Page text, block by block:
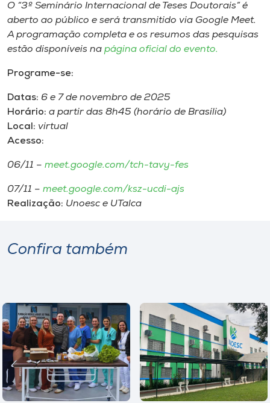
O “3º Seminário Internacional de Teses Doutorais” é
aberto ao público e será transmitido via Google Meet.
A programação completa e os resumos das pesquisas
estão disponíveis na página oficial do evento.
Programe-se:
Datas: 6 e 7 de novembro de 2025
Horário: a partir das 8h45 (horário de Brasília)
Local: virtual
Acesso:
06/11 – meet.google.com/tch-tavy-fes
07/11 – meet.google.com/ksz-ucdi-ajs
Realização: Unoesc e UTalca
Confira também